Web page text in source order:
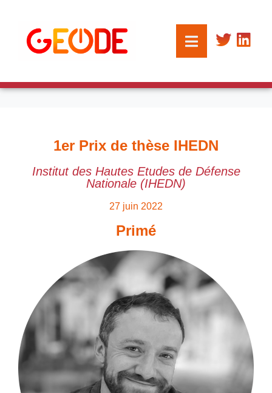
1er Prix de thèse IHEDN
Institut des Hautes Etudes de Défense
Nationale (IHEDN)
27 juin 2022
Primé